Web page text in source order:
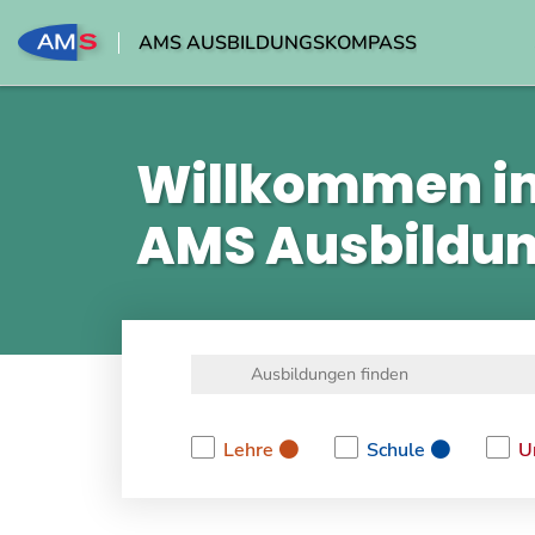
AMS AUSBILDUNGSKOMPASS
Willkommen
AMS
Lehre
Schule